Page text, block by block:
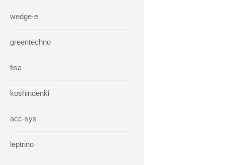
wedge-e
greentechno
fisa
koshindenki
acc-sys
leptrino